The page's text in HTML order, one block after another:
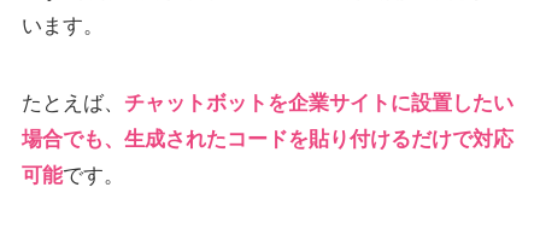
います。
たとえば、 チャットボットを企業サイトに設置したい
場合でも、生成されたコードを貼り付けるだけで対応
可能です。